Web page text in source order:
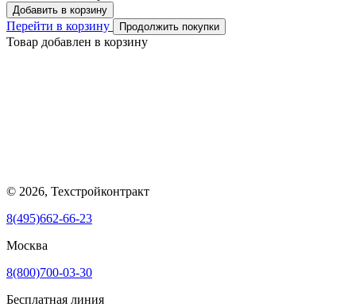
Добавить в корзину
Перейти в корзину Продолжить покупки
Товар добавлен в корзину
© 2026, Техстройконтракт
8(495)662-66-23
Москва
8(800)700-03-30
Бесплатная линия